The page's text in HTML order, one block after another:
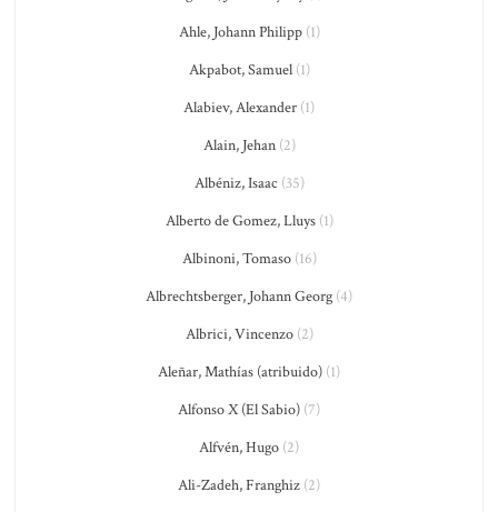
Ahle, Johann Philipp(1)
Akpabot, Samuel(1)
Alabiev, Alexander (1)
Alain, Jehan(2)
Albéniz, Isaac (35)
Alberto de Gomez, Lluys(1)
Albinoni, Tomaso(16)
Albrechtsberger, Johann Georg (4)
Albrici, Vincenzo(2)
Aleñar, Mathías (atribuido) (1)
Alfonso X (El Sabio) (7)
Alfvén, Hugo (2)
Ali-Zadeh, Franghiz (2)